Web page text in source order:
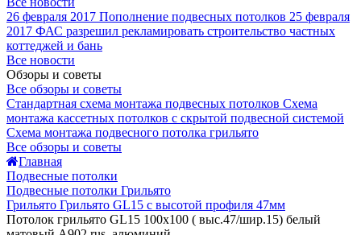
26 февраля 2017 Пополнение подвесных потолков 25 февраля
2017 ФАС разрешил рекламировать строительство частных
коттеджей и бань
Все новости
Обзоры и советы
Все обзоры и советы
Стандартная схема монтажа подвесных потолков Схема
монтажа кассетных потолков с скрытой подвесной системой
Схема монтажа подвесного потолка грильято
Все обзоры и советы
Главная
Подвесные потолки
Подвесные потолки Грильято
Грильято Грильято GL15 с высотой профиля 47мм
Потолок грильято GL15 100х100 ( выс.47/шир.15) белый